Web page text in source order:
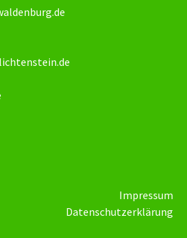
Impressum
Datenschutzerklärung